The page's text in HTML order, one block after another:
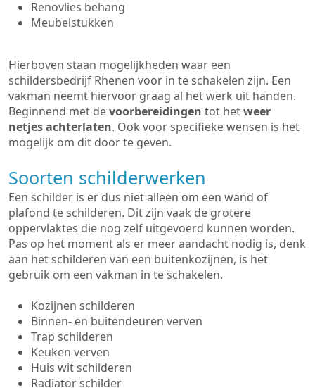
Renovlies behang
Meubelstukken
Hierboven staan mogelijkheden waar een
schildersbedrijf Rhenen voor in te schakelen zijn. Een
vakman neemt hiervoor graag al het werk uit handen.
Beginnend met devoorbereidingen tot hetweer
netjes achterlaten. Ook voor specifieke wensen is het
mogelijk om dit door te geven.
Soorten schilderwerken
Een schilder is er dus niet alleen om een wand of
plafond te schilderen. Dit zijn vaak de grotere
oppervlaktes die nog zelf uitgevoerd kunnen worden.
Pas op het moment als er meer aandacht nodig is, denk
aan het schilderen van een buitenkozijnen, is het
gebruik om een vakman in te schakelen.
Kozijnen schilderen
Binnen- en buitendeuren verven
Trap schilderen
Keuken verven
Huis wit schilderen
Radiator schilder